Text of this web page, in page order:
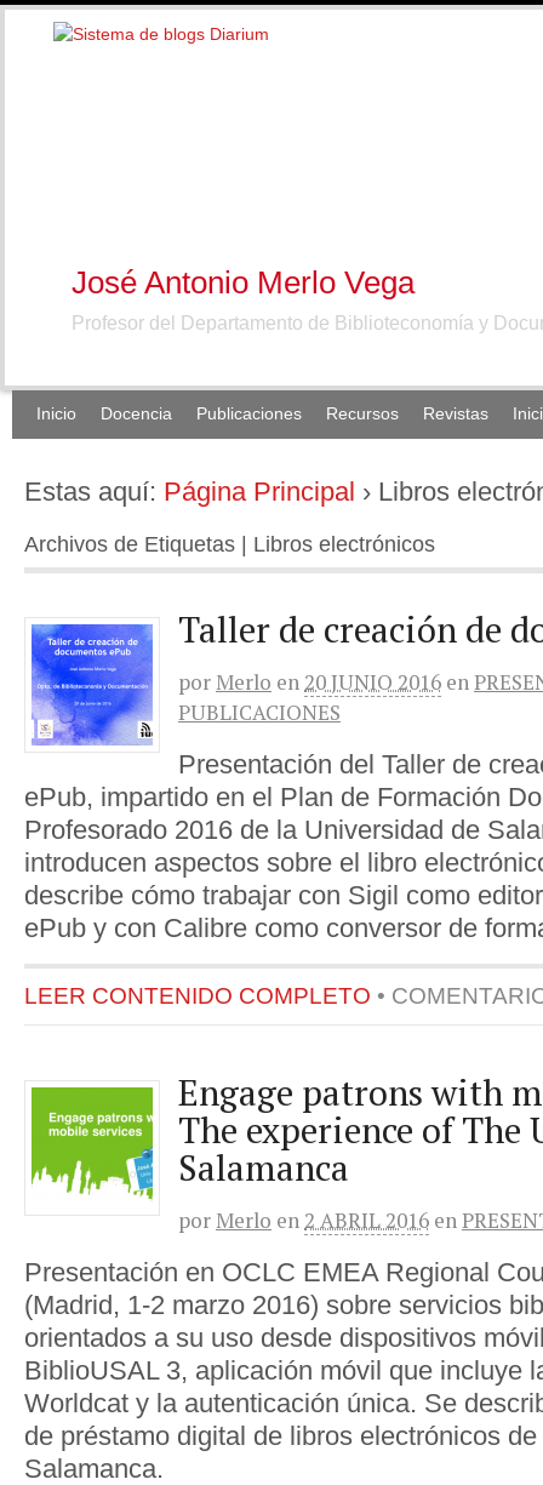
José Antonio Merlo Vega
Profesor del Departamento de Biblioteconomía y
Inicio Docencia Publicaciones Recursos Revistas
Estas aquí: Página Principal › Libros
Archivos de Etiquetas | Libros electrónicos
Taller de creación de
por Merlo en 20 JUNIO 2016 en
PUBLICACIONES
Presentación del Taller de
ePub, impartido en el Plan de Formación
Profesorado 2016 de la Universidad de
introducen aspectos sobre el libro
describe cómo trabajar con Sigil como
ePub y con Calibre como conversor de
LEER CONTENIDO COMPLETO •
Engage patrons with
The experience of
Salamanca
por Merlo en 2 ABRIL 2016 en
Presentación en OCLC EMEA Regional
(Madrid, 1-2 marzo 2016) sobre servicios
orientados a su uso desde dispositivos
BiblioUSAL 3, aplicación móvil que incluye
Worldcat y la autenticación única. Se
de préstamo digital de libros electrónicos
Salamanca.